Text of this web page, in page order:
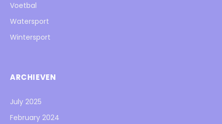
Voetbal
Watersport
Wintersport
ARCHIEVEN
July 2025
February 2024